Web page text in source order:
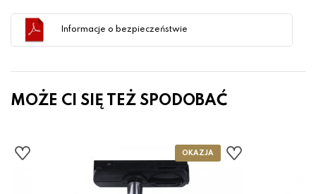
Informacje o bezpieczeństwie
MOŻE CI SIĘ TEŻ SPODOBAĆ